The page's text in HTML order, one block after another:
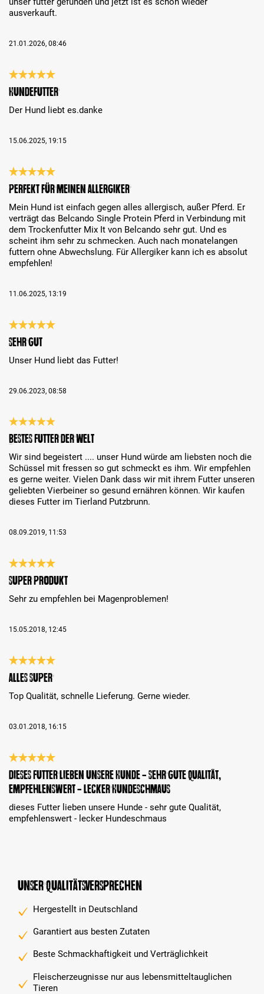
ausverkauft.
21.01.2026, 08:46
Bewertung mit 5 von 5 Sternen
Hundefutter
Der Hund liebt es.danke
15.06.2025, 19:15
Bewertung mit 5 von 5 Sternen
Perfekt für meinen Allergiker
Mein Hund ist einfach gegen alles allergisch, außer Pferd. Er
verträgt das Belcando Single Protein Pferd in Verbindung mit
dem Trockenfutter Mix It von Belcando sehr gut. Und es
scheint ihm sehr zu schmecken. Auch nach monatelangen
futtern ohne Abwechslung. Für Allergiker kann ich es absolut
empfehlen!
11.06.2025, 13:19
Bewertung mit 5 von 5 Sternen
Sehr gut
Unser Hund liebt das Futter!
29.06.2023, 08:58
Bewertung mit 5 von 5 Sternen
Bestes Futter der Welt
Wir sind begeistert .... unser Hund würde am liebsten noch die
Schüssel mit fressen so gut schmeckt es ihm. Wir empfehlen
es gerne weiter. Vielen Dank dass wir mit ihrem Futter unseren
geliebten Vierbeiner so gesund ernähren können. Wir kaufen
dieses Futter im Tierland Putzbrunn.
08.09.2019, 11:53
Bewertung mit 5 von 5 Sternen
Super Produkt
Sehr zu empfehlen bei Magenproblemen!
15.05.2018, 12:45
Bewertung mit 5 von 5 Sternen
Alles Super
Top Qualität, schnelle Lieferung. Gerne wieder.
03.01.2018, 16:15
Bewertung mit 5 von 5 Sternen
dieses Futter lieben unsere Hunde - sehr gute Qualität,
empfehlenswert - lecker Hundeschmaus
dieses Futter lieben unsere Hunde - sehr gute Qualität,
empfehlenswert - lecker Hundeschmaus
Unser Qualitätsversprechen
Hergestellt in Deutschland
Garantiert aus besten Zutaten
Beste Schmackhaftigkeit und Verträglichkeit
Fleischerzeugnisse nur aus lebensmitteltauglichen
Tieren